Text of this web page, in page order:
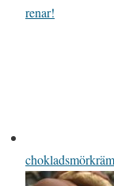
renar!
chokladsmörkräm